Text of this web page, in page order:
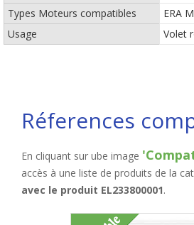
Types Moteurs compatibles
ERA
Usage
Volet
Réferences
En cliquant sur ube image
accès à une liste de produits de la
avec le produit EL233800001.